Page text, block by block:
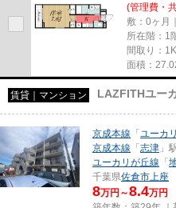
(管理費・
敷：0ヶ月
所在階：1
間取り：1K
面積：
賃貸｜マンション LAZFITHユー
京成本線 「 ユーカ
京成本線 「 志津 」
ユーカリが丘線 「
千葉県佐倉市上座
8万円～8.4万円